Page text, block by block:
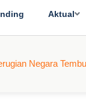
Aktual
Negara